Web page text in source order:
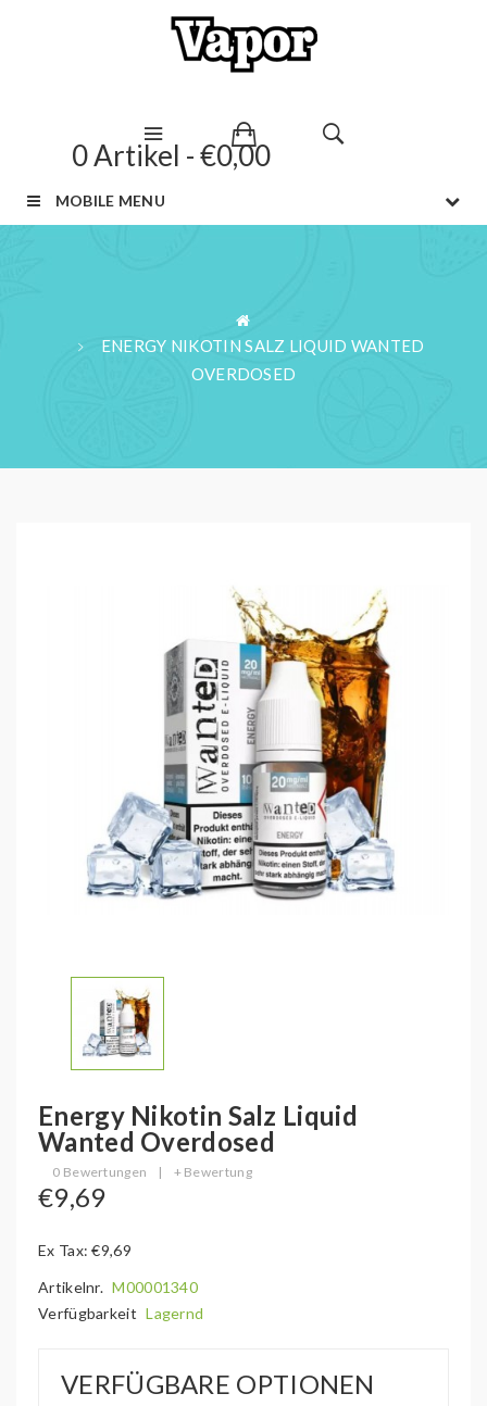
0 Artikel - €0,00
MOBILE MENU
ENERGY NIKOTIN SALZ LIQUID WANTED
OVERDOSED
Energy Nikotin Salz Liquid
Wanted Overdosed
0 Bewertungen | + Bewertung
€9,69
Ex Tax: €9,69
Artikelnr. M00001340
Verfügbarkeit Lagernd
VERFÜGBARE OPTIONEN